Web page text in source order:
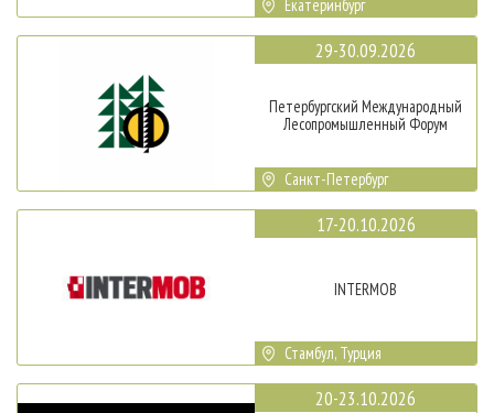
Екатеринбург
29-30.09.2026
Петербургский Международный
Лесопромышленный Форум
Санкт-Петербург
17-20.10.2026
INTERMOB
Стамбул, Турция
20-23.10.2026